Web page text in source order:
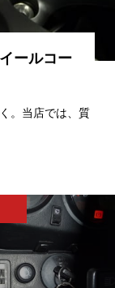
ールコー
。当店では、質